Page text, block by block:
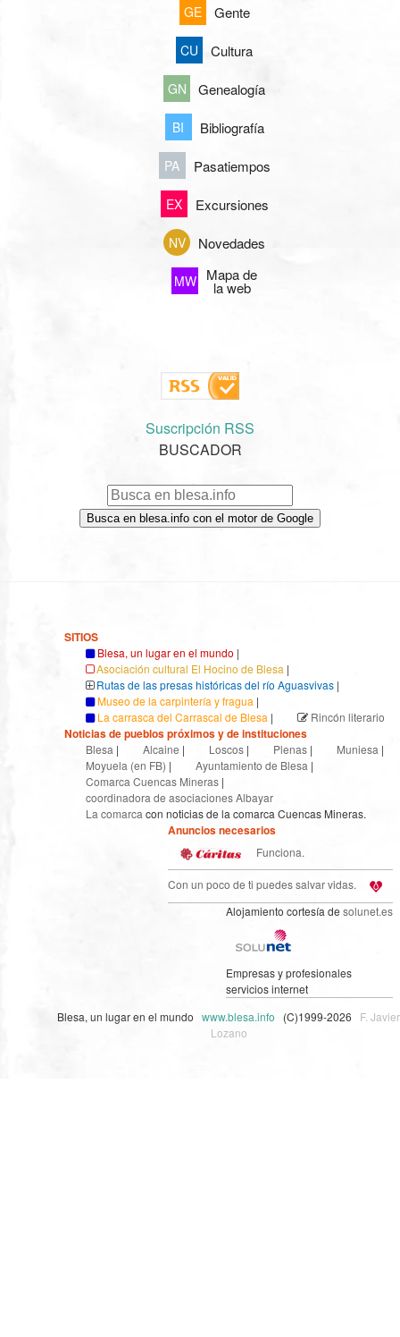
GE Gente
CU Cultura
GN Genealogía
BI Bibliografía
PA Pasatiempos
EX Excursiones
NV Novedades
MW Mapa de
la web
Suscripción RSS
BUSCADOR
Busca en blesa.info con el motor de Google
SITIOS
Blesa, un lugar en el mundo |
Asociación cultural El Hocino de Blesa |
Rutas de las presas históricas del río Aguasvivas |
Museo de la carpintería y fragua |
La carrasca del Carrascal de Blesa | Rincón literario
Noticias de pueblos próximos y de instituciones
Blesa | Alcaine | Loscos | Plenas | Muniesa |
Moyuela (en FB) | Ayuntamiento de Blesa |
Comarca Cuencas Mineras |
coordinadora de asociaciones Albayar
La comarca con noticias de la comarca Cuencas Mineras.
Anuncios necesarios
Funciona.
Con un poco de ti puedes salvar vidas.
Alojamiento cortesía de solunet.es
Empresas y profesionales
servicios internet
Blesa, un lugar en el mundo www.blesa.info (C)1999-2026 F. Javier
Lozano